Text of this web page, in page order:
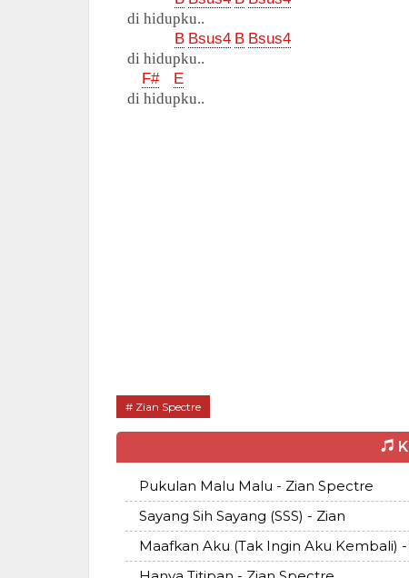
di hidupku..
B Bsus4 B Bsus4
di hidupku..
F#
E
di hidupku..
Zian Spectre
Pukulan Malu Malu - Zian Spectre
Sayang Sih Sayang (SSS) - Zian
Maafkan Aku (Tak Ingin Aku Kembali)